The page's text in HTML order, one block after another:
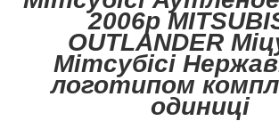
2006р
OUTLANDER
Мітсубісі
логотипом
одиниці